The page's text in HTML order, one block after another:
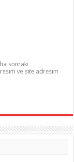
sonraki
ve site adresim